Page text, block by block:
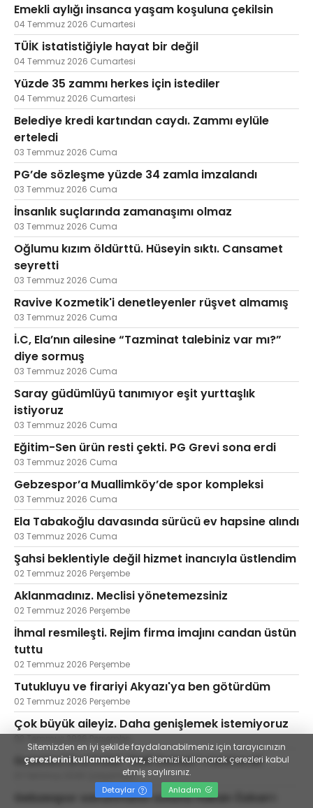
Emekli aylığı insanca yaşam koşuluna çekilsin
04 Temmuz 2026 Cumartesi
TÜİK istatistiğiyle hayat bir değil
04 Temmuz 2026 Cumartesi
Yüzde 35 zammı herkes için istediler
04 Temmuz 2026 Cumartesi
Belediye kredi kartından caydı. Zammı eylüle
erteledi
03 Temmuz 2026 Cuma
PG’de sözleşme yüzde 34 zamla imzalandı
03 Temmuz 2026 Cuma
İnsanlık suçlarında zamanaşımı olmaz
03 Temmuz 2026 Cuma
Oğlumu kızım öldürttü. Hüseyin sıktı. Cansamet
seyretti
03 Temmuz 2026 Cuma
Ravive Kozmetik'i denetleyenler rüşvet almamış
03 Temmuz 2026 Cuma
İ.C, Ela’nın ailesine “Tazminat talebiniz var mı?”
diye sormuş
03 Temmuz 2026 Cuma
Saray güdümlüyü tanımıyor eşit yurttaşlık
istiyoruz
03 Temmuz 2026 Cuma
Eğitim-Sen ürün resti çekti. PG Grevi sona erdi
03 Temmuz 2026 Cuma
Gebzespor’a Muallimköy’de spor kompleksi
03 Temmuz 2026 Cuma
Ela Tabakoğlu davasında sürücü ev hapsine alındı
03 Temmuz 2026 Cuma
Şahsi beklentiyle değil hizmet inancıyla üstlendim
02 Temmuz 2026 Perşembe
Aklanmadınız. Meclisi yönetemezsiniz
02 Temmuz 2026 Perşembe
İhmal resmileşti. Rejim firma imajını candan üstün
tuttu
02 Temmuz 2026 Perşembe
Tutukluyu ve firariyi Akyazı'ya ben götürdüm
02 Temmuz 2026 Perşembe
Çok büyük aileyiz. Daha genişlemek istemiyoruz
Gazeteci Erol Polat “Deli Osman”ı tanıtacak
01 Temmuz 2026 Çarşamba
Gebzespor savunmanın soluna Hakan Özkan’ı
Sitemizden en iyi şekilde faydalanabilmeniz için tarayıcınızın
çerezlerini kullanmaktayız, sitemizi kullanarak çerezleri kabul
etmiş saylırsınız.
Detaylar Anladım